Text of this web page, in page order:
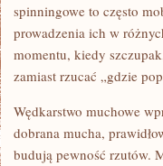
spinningowe to często
prowadzenia ich w
momentu, kiedy
zamiast rzucać „gdzie
Wędkarstwo muchowe
dobrana mucha,
budują pewność rzutów.